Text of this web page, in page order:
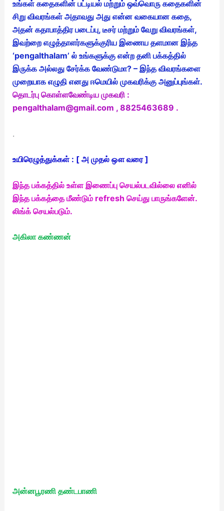
உங்கள் கதைகளின் பட்டியல் மற்றும் ஒவ்வொரு கதைகளின்
சிறு விவரங்கள் அதாவது அது என்ன வகையான கதை,
அதன் கதாபாத்திர படைப்பு, டீசர் மற்றும் வேறு விவரங்கள்,
இவற்றை எழுத்தாளர்களுக்குரிய இணைய தளமான இந்த
‘pengalthalam’ ல் உங்களுக்கு என்ற தனி பக்கத்தில்
இருக்க அல்லது சேர்க்க வேண்டுமா? – இந்த விவரங்களை
முறையாக எழுதி எனது ஈமெயில் முகவரிக்கு அனுப்புங்கள்.
தொடர்பு கொள்ளவேண்டிய முகவரி :
pengalthalam@gmail.com , 8825463689 .
.
உயிரெழுத்துக்கள் : [ அ முதல் ஔ வரை ]
இந்த பக்கத்தில் உள்ள இணைப்பு செயல்படவில்லை எனில்
இந்த பக்கத்தை மீண்டும் refresh செய்து பாருங்களேன்.
லிங்க் செயல்படும்.
அகிலா கண்ணன்
அன்னபூரணி தண்டபாணி